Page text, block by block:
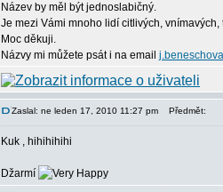
Název by měl být jednoslabičný.
Je mezi Vámi mnoho lidí citlivých,
Moc děkuji.
Názvy mi můžete psát i na email
Zaslal: ne leden 17, 2010 11:27 pm Předmět:
Kuk , hihihihihi
Džarmí